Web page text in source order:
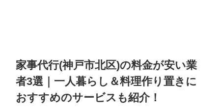
家事代行(神戸市北区)の料金が安い業
者3選｜一人暮らし＆料理作り置きに
おすすめのサービスも紹介！